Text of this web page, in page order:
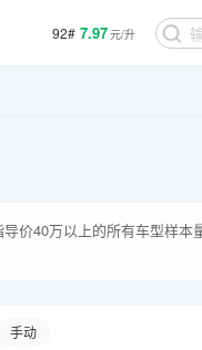
92# 7.97元/升
价40万以上的所有车型样本
手动